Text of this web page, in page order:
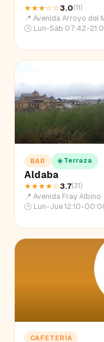
★★★☆☆3.0(11)
📍 Avenida Arroyo del
🕒 Lun-Sáb 07:42-
BAR ☀️ Terraza
Aldaba
★★★★☆3.7(31)
📍 Avenida Fray Albino
🕒 Lun-Jue 12:10-
CAFETERÍA